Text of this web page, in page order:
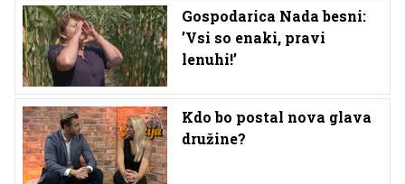
Gospodarica Nada besni:
’Vsi so enaki, pravi
lenuhi!’
Kdo bo postal nova glava
družine?